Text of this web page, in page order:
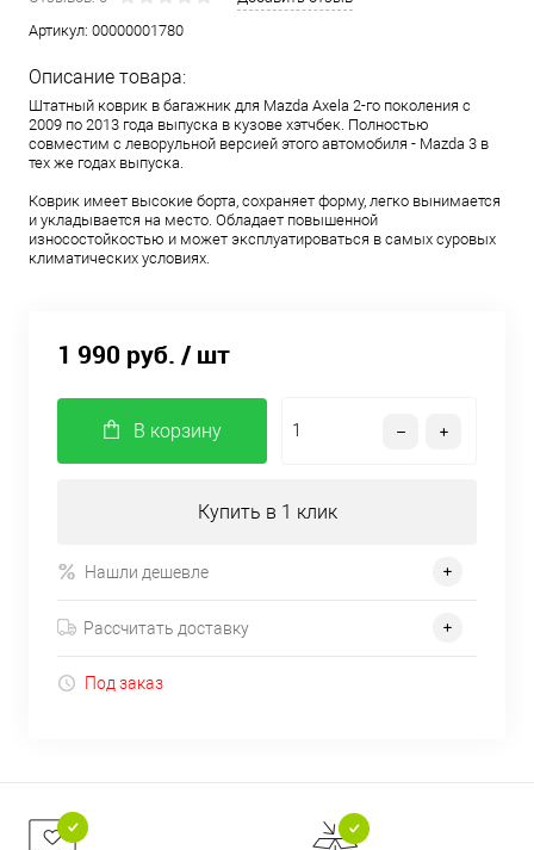
Артикул: 00000001780
Описание товара:
Штатный коврик в багажник для Mazda Axela 2-го поколения с
2009 по 2013 года выпуска в кузове хэтчбек. Полностью
совместим с леворульной версией этого автомобиля - Mazda 3 в
тех же годах выпуска.
Коврик имеет высокие борта, сохраняет форму, легко вынимается
и укладывается на место. Обладает повышенной
износостойкостью и может эксплуатироваться в самых суровых
климатических условиях.
1 990 руб. / шт
В корзину
Купить в 1 клик
Нашли дешевле
Рассчитать доставку
Под заказ